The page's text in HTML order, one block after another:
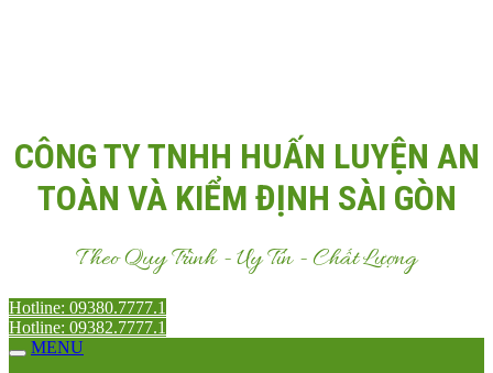
CÔNG TY TNHH HUẤN LUYỆN AN
TOÀN VÀ KIỂM ĐỊNH SÀI GÒN
Theo Quy Trình - Uy Tín - Chất Lượng
Hotline: 09380.7777.1
Hotline: 09382.7777.1
MENU